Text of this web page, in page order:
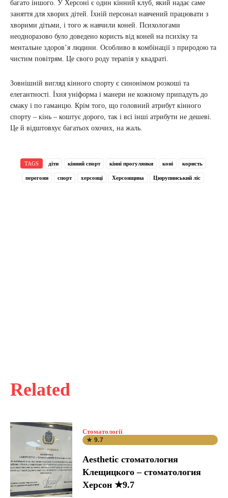
Related
Стоматології
★ 9.7
Aesthetic стоматология
Клещицкого – стоматология
Херсон ★9.7
багато іншого. У Херсоні є один кінний клуб, який надає саме
заняття для хворих дітей. Їхній персонал навчений працювати з
хворими дітьми, і того ж навчили коней. Психологами
неодноразово було доведено користь від коней на психіку та
ментальне здоров’я людини. Особливо в комбінації з природою та
чистим повітрям. Це свого роду терапія у квадраті.
Зовнішній вигляд кінного спорту є синонімом розкоші та
елегантності. Їхня уніформа і манери не кожному припадуть до
смаку і по гаманцю. Крім того, що головний атрибут кінного
спорту – кінь – коштує дорого, так і всі інші атрибути не дешеві.
Це й відштовхує багатьох охочих, на жаль.
TAGS діти кінний спорт кінні прогулянки коні користь
перегони спорт херсонці Херсонщина Цюрупинський ліс